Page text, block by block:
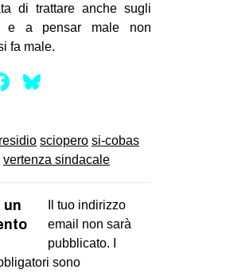
di trattare anche sugli
e a pensar male non
fa male.
Facebook
sciopero si-cobas
vertenza sindacale
un
Il tuo indirizzo
email non sarà
pubblicato.
sono